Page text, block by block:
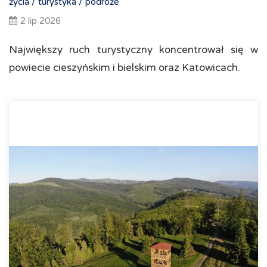
2 lip 2026
Największy ruch turystyczny koncentrował się w
powiecie cieszyńskim i bielskim oraz Katowicach.